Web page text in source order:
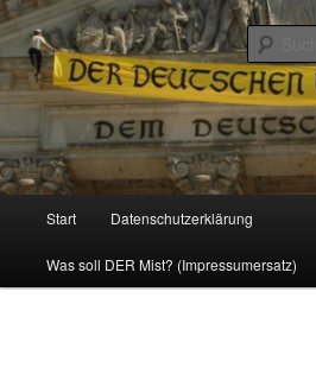
Reizzentrum
Politik, Wirtschaft, Soziales und Gesellschaft
Zum
Inhalt
Start Datenschutzerklärung
Was soll DER Mist? (Impressumersatz)